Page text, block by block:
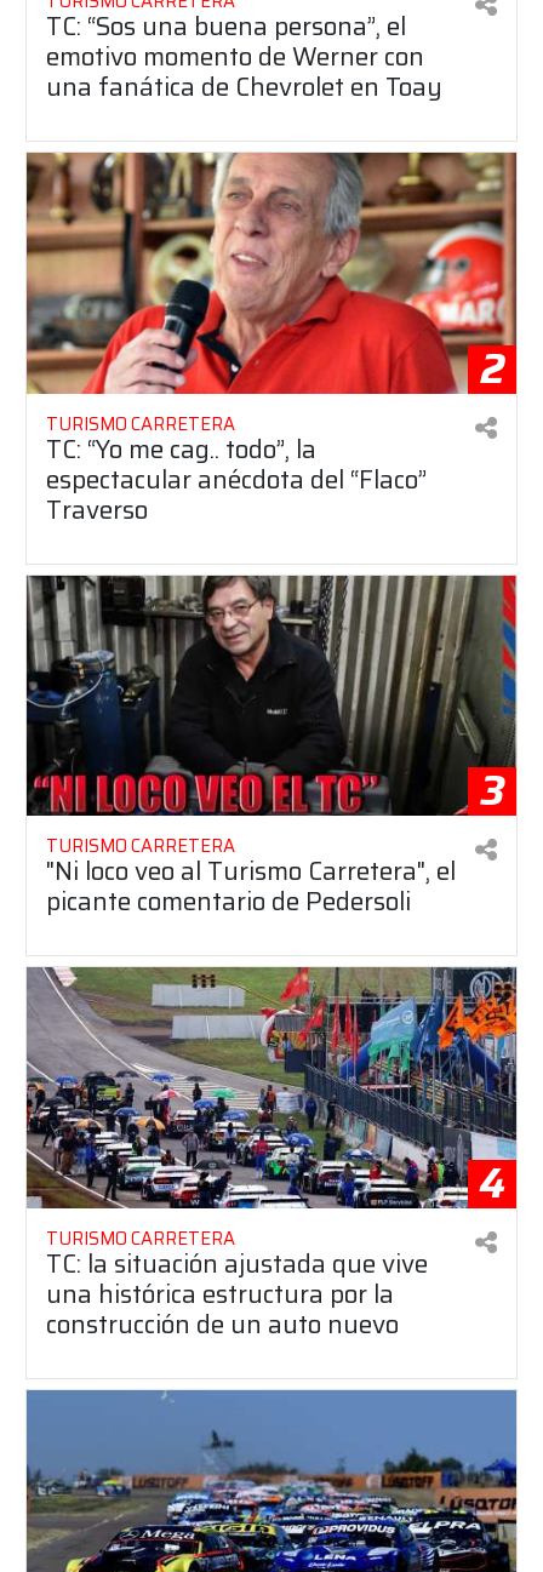
TC: “Sos una buena persona”, el
emotivo momento de Werner con
una fanática de Chevrolet en Toay
2
TURISMO CARRETERA
TC: “Yo me cag.. todo”, la
espectacular anécdota del “Flaco”
Traverso
3
TURISMO CARRETERA
"Ni loco veo al Turismo Carretera", el
picante comentario de Pedersoli
4
TURISMO CARRETERA
TC: la situación ajustada que vive
una histórica estructura por la
construcción de un auto nuevo